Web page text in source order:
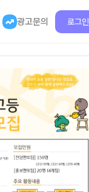
광고문의 로그인